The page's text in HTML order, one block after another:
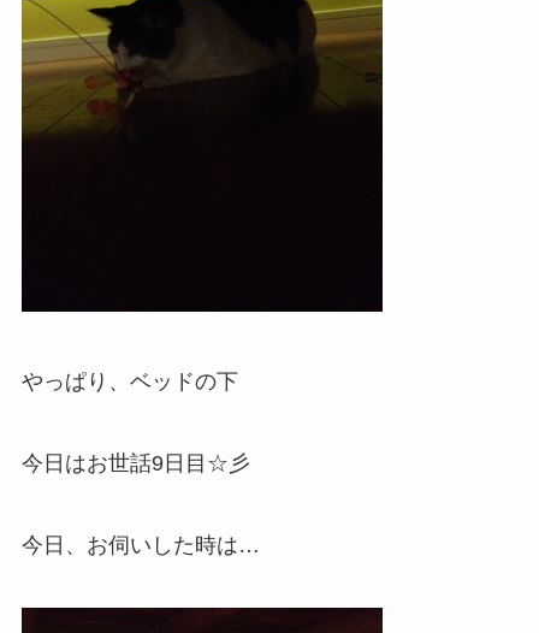
やっぱり、ベッドの下
今日はお世話9日目☆彡
今日、お伺いした時は…